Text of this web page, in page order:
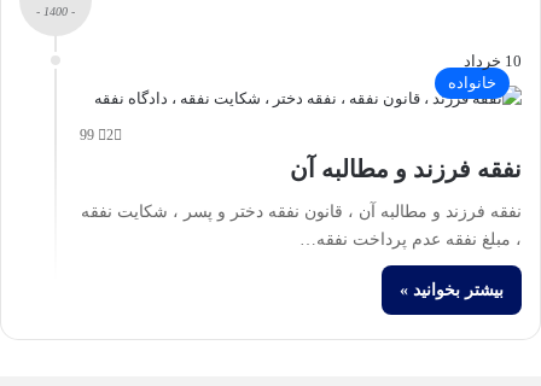
- 1400 -
10 خرداد
خانواده
2
نفقه فرزند و مطالبه آن
نفقه فرزند و مطالبه آن ، قانون نفقه دختر و پسر ، شکایت نفقه
، مبلغ نفقه عدم پرداخت نفقه…
بیشتر بخوانید »